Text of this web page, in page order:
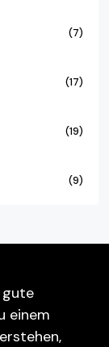
(7)
(17)
(19)
(9)
gute
einem